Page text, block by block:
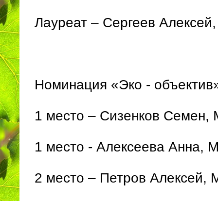
Лауреат – Сергеев
Номинация «Эко -
1 место – Сизенков
1 место - Алексеева
2 место – Петров